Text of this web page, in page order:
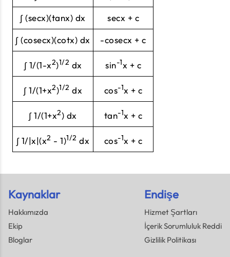
∫ (secx)(tanx) dx secx + c
∫ (cosecx)(cotx) dx -cosecx + c
∫ 1/(1-x2)1/2 dx sin-1x + c
∫ 1/(1+x2)1/2 dx cos-1x + c
∫ 1/(1+x2) dx tan-1x + c
∫ 1/|x|(x2 - 1)1/2 dx cos-1x + c
Kaynaklar
Hakkımızda
Ekip
Bloglar
Endişe
Hizmet Şartları
İçerik Sorumluluk Reddi
Gizlilik Politikası